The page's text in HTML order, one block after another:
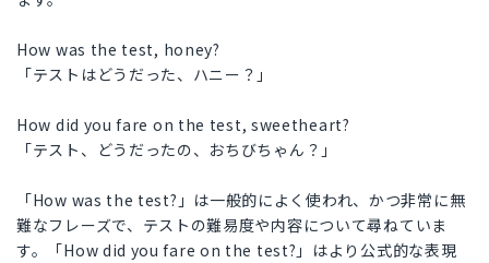
How was the test, honey?
「テストはどうだった、ハニー？」
How did you fare on the test, sweetheart?
「テスト、どうだったの、おちびちゃん？」
「How was the test?」は一般的によく使われ、かつ非常に無
難なフレーズで、テストの難易度や内容について尋ねていま
す。「How did you fare on the test?」はより公式的な表現